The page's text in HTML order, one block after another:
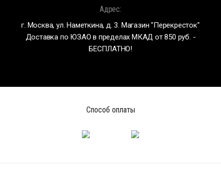
Адрес:
г. Москва, ул. Наметкина, д. 3. Магазин "Перекресток"
Доставка по ЮЗАО в пределах МКАД от 850 руб. -
БЕСПЛАТНО!
Способ оплаты